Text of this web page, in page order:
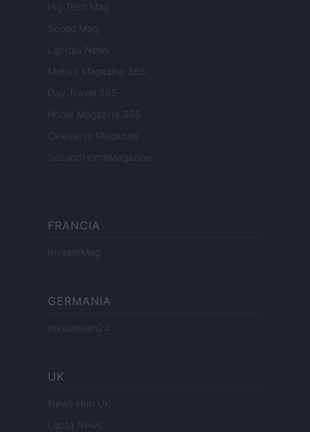
Hig Tech Mag
Scoop Mag
Lgbtqia News
Motors Magazine 365
Day Travel 365
Home Magazine 365
Cineverse Magazine
SecondHomeMagazine
FRANCIA
InvestirMag
GERMANIA
Investieren24
UK
News Hub UK
Lgbtq News